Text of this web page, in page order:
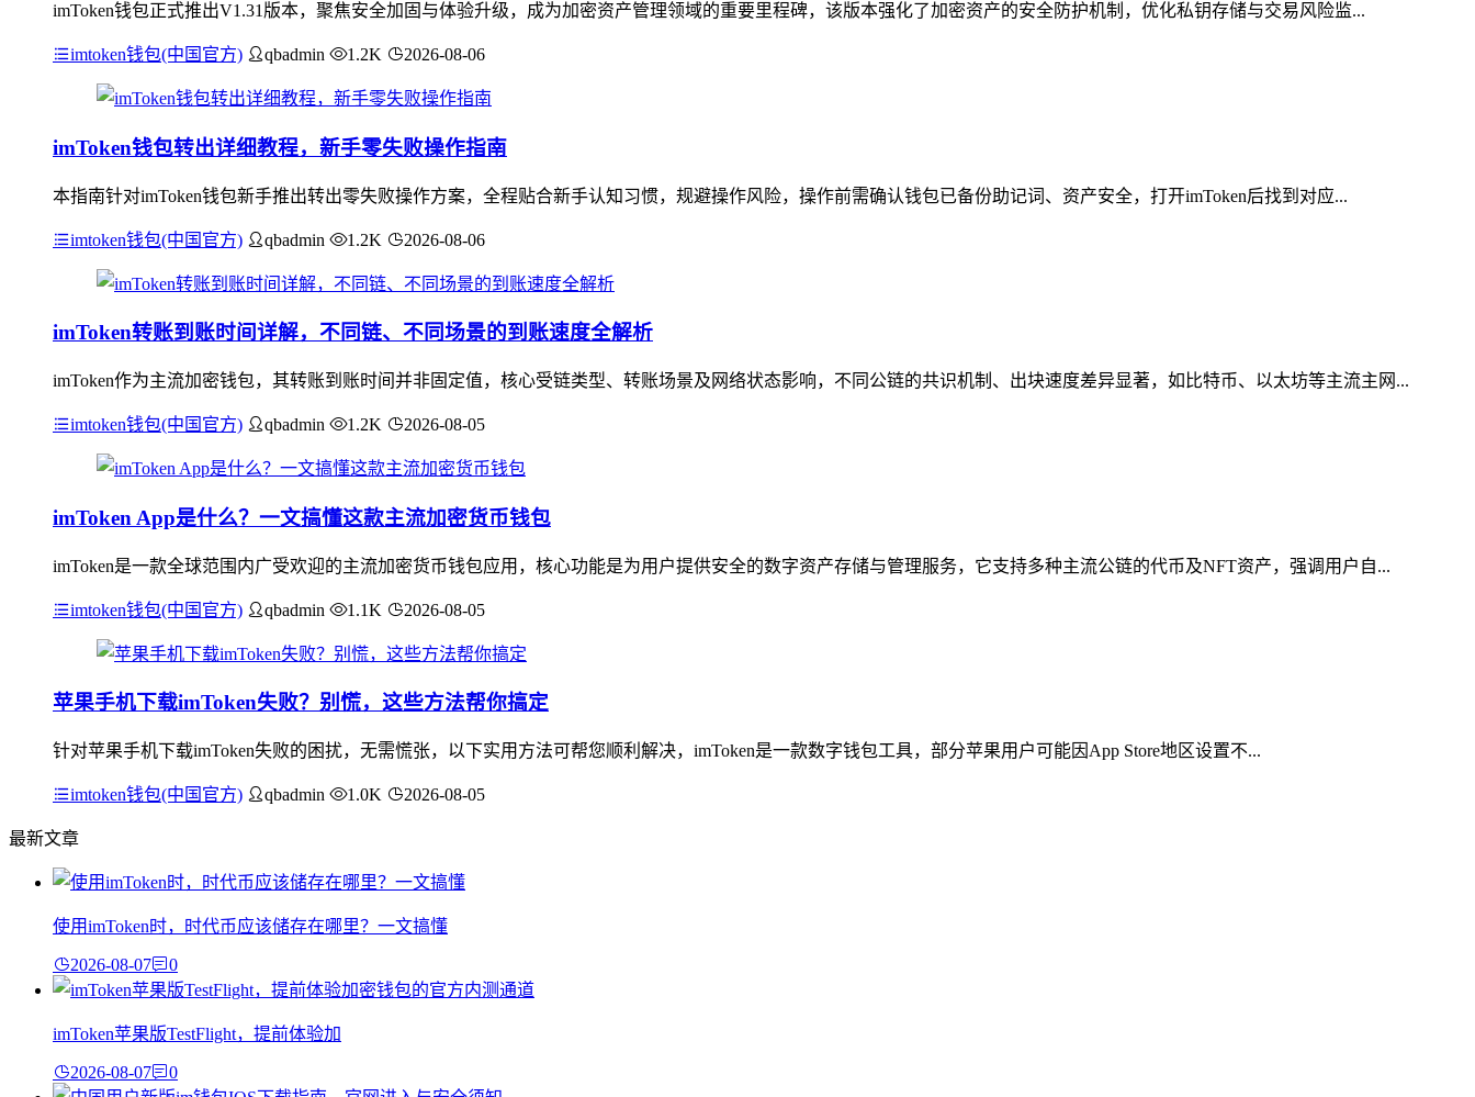
imToken钱包正式推出V1.31版本，聚焦安全加固与体验升级，成为加密资产管理领域的重要里程碑，该版本强化了加密资产的安全防护机制，优化私钥存储与交易风险监...
imtoken钱包(中国官方) qbadmin 1.2K 2026-08-06
imToken钱包转出详细教程，新手零失败操作指南
本指南针对imToken钱包新手推出转出零失败操作方案，全程贴合新手认知习惯，规避操作风险，操作前需确认钱包已备份助记词、资产安全，打开imToken后找到对应...
imtoken钱包(中国官方) qbadmin 1.2K 2026-08-06
imToken转账到账时间详解，不同链、不同场景的到账速度全解析
imToken作为主流加密钱包，其转账到账时间并非固定值，核心受链类型、转账场景及网络状态影响，不同公链的共识机制、出块速度差异显著，如比特币、以太坊等主流主网...
imtoken钱包(中国官方) qbadmin 1.2K 2026-08-05
imToken App是什么？一文搞懂这款主流加密货币钱包
imToken是一款全球范围内广受欢迎的主流加密货币钱包应用，核心功能是为用户提供安全的数字资产存储与管理服务，它支持多种主流公链的代币及NFT资产，强调用户自...
imtoken钱包(中国官方) qbadmin 1.1K 2026-08-05
苹果手机下载imToken失败？别慌，这些方法帮你搞定
针对苹果手机下载imToken失败的困扰，无需慌张，以下实用方法可帮您顺利解决，imToken是一款数字钱包工具，部分苹果用户可能因App Store地区设置不...
imtoken钱包(中国官方) qbadmin 1.0K 2026-08-05
最新文章
使用imToken时，时代币应该储存在哪里？一文搞懂
2026-08-07 0
imToken苹果版TestFlight，提前体验加
2026-08-07 0